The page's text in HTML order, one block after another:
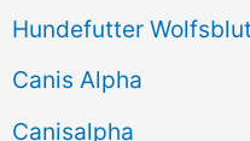
a
c
h
Hundefutter Wolfsblut
Canis Alpha
Canisalpha